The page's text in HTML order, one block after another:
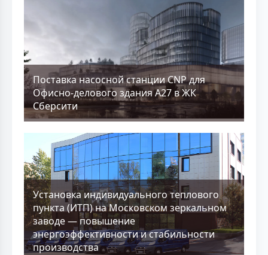
Поставка насосной станции CNP для
Офисно-делового здания А27 в ЖК
Сберсити
Установка индивидуального теплового
пункта (ИТП) на Московском зеркальном
заводе — повышение
энергоэффективности и стабильности
производства